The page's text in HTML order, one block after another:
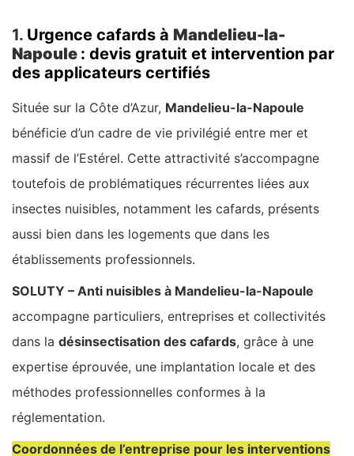
1. Urgence cafards à Mandelieu-la-
Napoule : devis gratuit et intervention par
des applicateurs certifiés
Située sur la Côte d’Azur, Mandelieu-la-Napoule
bénéficie d’un cadre de vie privilégié entre mer et
massif de l’Estérel. Cette attractivité s’accompagne
toutefois de problématiques récurrentes liées aux
insectes nuisibles, notamment les cafards, présents
aussi bien dans les logements que dans les
établissements professionnels.
SOLUTY – Anti nuisibles à Mandelieu-la-Napoule
accompagne particuliers, entreprises et collectivités
dans la désinsectisation des cafards, grâce à une
expertise éprouvée, une implantation locale et des
méthodes professionnelles conformes à la
réglementation.
Coordonnées de l’entreprise pour les interventions